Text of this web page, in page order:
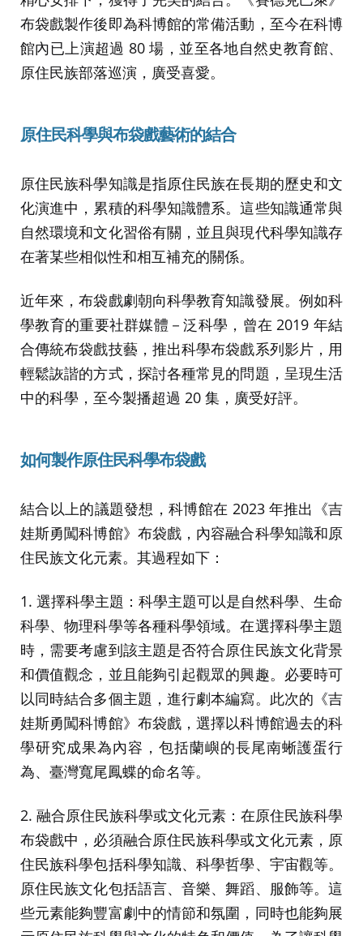
布袋戲製作後即為科博館的常備活動，至今在科博
館內已上演超過 80 場，並至各地自然史教育館、
原住民族部落巡演，廣受喜愛。
原住民科學與布袋戲藝術的結合
原住民族科學知識是指原住民族在長期的歷史和文
化演進中，累積的科學知識體系。這些知識通常與
自然環境和文化習俗有關，並且與現代科學知識存
在著某些相似性和相互補充的關係。
近年來，布袋戲劇朝向科學教育知識發展。例如科
學教育的重要社群媒體－泛科學，曾在 2019 年結
合傳統布袋戲技藝，推出科學布袋戲系列影片，用
輕鬆詼諧的方式，探討各種常見的問題，呈現生活
中的科學，至今製播超過 20 集，廣受好評。
如何製作原住民科學布袋戲
結合以上的議題發想，科博館在 2023 年推出《吉
娃斯勇闖科博館》布袋戲，內容融合科學知識和原
住民族文化元素。其過程如下：
1. 選擇科學主題：科學主題可以是自然科學、生命
科學、物理科學等各種科學領域。在選擇科學主題
時，需要考慮到該主題是否符合原住民族文化背景
和價值觀念，並且能夠引起觀眾的興趣。必要時可
以同時結合多個主題，進行劇本編寫。此次的《吉
娃斯勇闖科博館》布袋戲，選擇以科博館過去的科
學研究成果為內容，包括蘭嶼的長尾南蜥護蛋行
為、臺灣寬尾鳳蝶的命名等。
2. 融合原住民族科學或文化元素：在原住民族科學
布袋戲中，必須融合原住民族科學或文化元素，原
住民族科學包括科學知識、科學哲學、宇宙觀等。
原住民族文化包括語言、音樂、舞蹈、服飾等。這
些元素能夠豐富劇中的情節和氛圍，同時也能夠展